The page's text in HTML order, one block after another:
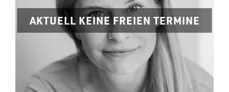
AKTUELL KEINE FREIEN TERMINE